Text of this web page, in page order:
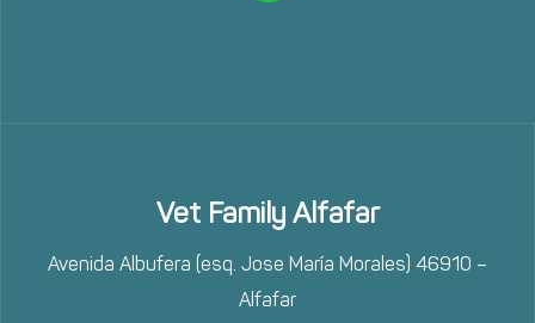
Vet Family Alfafar
Avenida Albufera (esq. Jose María Morales) 46910 –
Alfafar